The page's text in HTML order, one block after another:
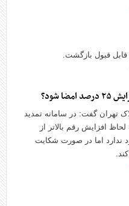
قبول بازگشت.
شود؟
تهران گفت: در سامانه تمدید
افزایش رقم بالاتر از
۲۵ درصد وجود ندارد اما در صورت شکایت